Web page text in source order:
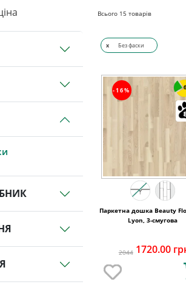
Всього 15 товарів
x Без фаски
-16% 6
Паркетна дошка Beauty
Lyon, 3-смугова
2044 1720.00